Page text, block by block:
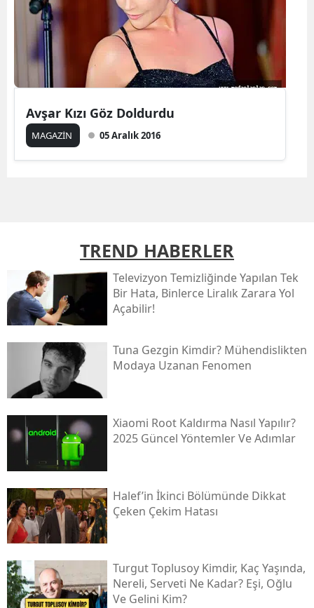
Avşar Kızı Göz Doldurdu
MAGAZİN 05 Aralık 2016
TREND HABERLER
Televizyon Temizliğinde Yapılan Tek
Bir Hata, Binlerce Liralık Zarara Yol
Açabilir!
Tuna Gezgin Kimdir? Mühendislikten
Modaya Uzanan Fenomen
Xiaomi Root Kaldırma Nasıl Yapılır?
2025 Güncel Yöntemler Ve Adımlar
Halef’in İkinci Bölümünde Dikkat
Çeken Çekim Hatası
Turgut Toplusoy Kimdir, Kaç Yaşında,
Nereli, Serveti Ne Kadar? Eşi, Oğlu
Ve Gelini Kim?